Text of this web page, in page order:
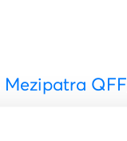
Mezipatra QFF